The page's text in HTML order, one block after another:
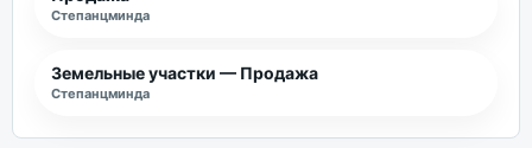
Степанцминда
Земельные участки — Продажа
Степанцминда